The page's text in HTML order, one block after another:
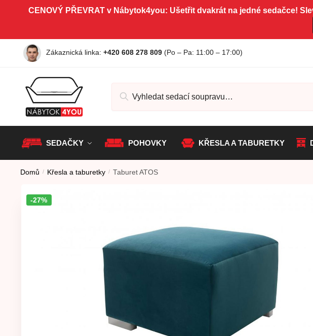
Skip to navigation
Skip to contentCENOVÝ PŘEVRAT v Nábytok4you: Ušetřit dvakrát na jedné sedačce!
Zákaznická linka: +420 608 278 809 (Po – Pa: 11:00 – 17:00)
SEDAČKY POHOVKY KŘESLA A TABURETKY
Domů / Křesla a taburetky / Taburet ATOS
-27%